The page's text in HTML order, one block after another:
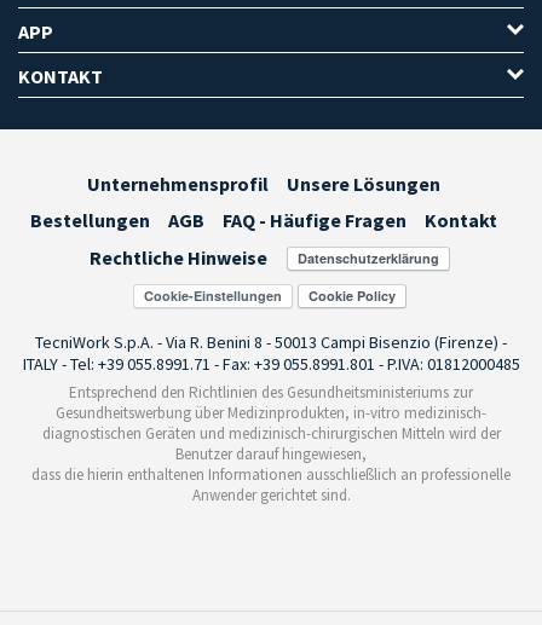
APP
KONTAKT
Unternehmensprofil
Unsere Lösungen
Bestellungen
AGB FAQ - Häufige Fragen
Kontakt
Rechtliche Hinweise
Cookie-Einstellungen
TecniWork S.p.A. - Via R. Benini 8 - 50013 Campi Bisenzio (Firenze) -
ITALY - Tel: +39 055.8991.71 - Fax: +39 055.8991.801 - P.IVA: 01812000485
Entsprechend den Richtlinien des Gesundheitsministeriums zur
Gesundheitswerbung über Medizinprodukten, in-vitro medizinisch-
diagnostischen Geräten und medizinisch-chirurgischen Mitteln wird der
Benutzer darauf hingewiesen,
dass die hierin enthaltenen Informationen ausschließlich an professionelle
Anwender gerichtet sind.